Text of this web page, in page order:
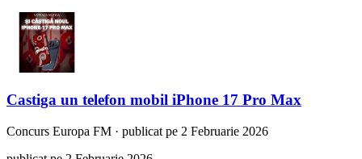
Castiga un telefon mobil iPhone 17 Pro Max
Concurs Europa FM · publicat pe 2 Februarie 2026